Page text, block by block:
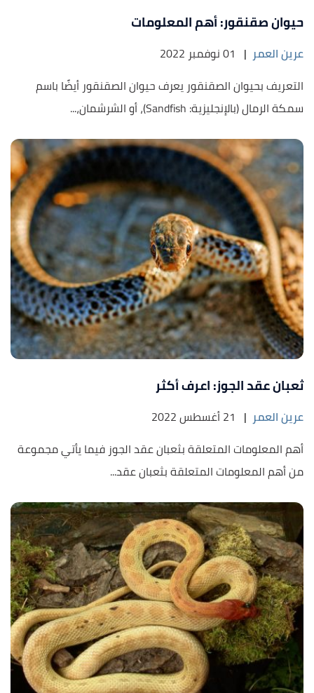
حيوان صقنقور: أهم المعلومات
عرين العمر | 01 نوفمبر 2022
التعريف بحيوان الصقنقور يعرف حيوان الصقنقور أيضًا باسم
سمكة الرمال (بالإنجليزية: Sandfish)، أو الشرشمان،...
ثعبان عقد الجوز: اعرف أكثر
عرين العمر | 21 أغسطس 2022
أهم المعلومات المتعلقة بثعبان عقد الجوز فيما يأتي مجموعة
من أهم المعلومات المتعلقة بثعبان عقد...